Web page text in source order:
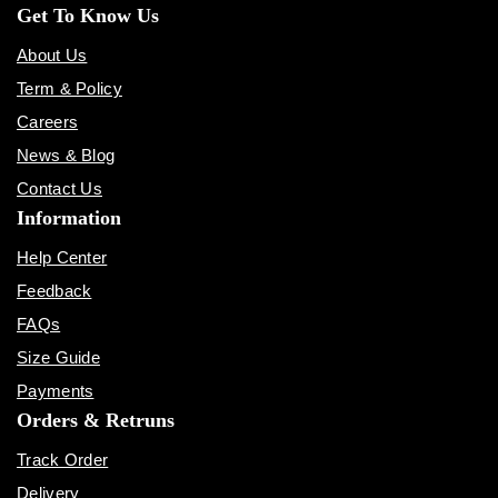
Get To Know Us
About Us
Term & Policy
Careers
News & Blog
Contact Us
Information
Help Center
Feedback
FAQs
Size Guide
Payments
Orders & Retruns
Track Order
Delivery